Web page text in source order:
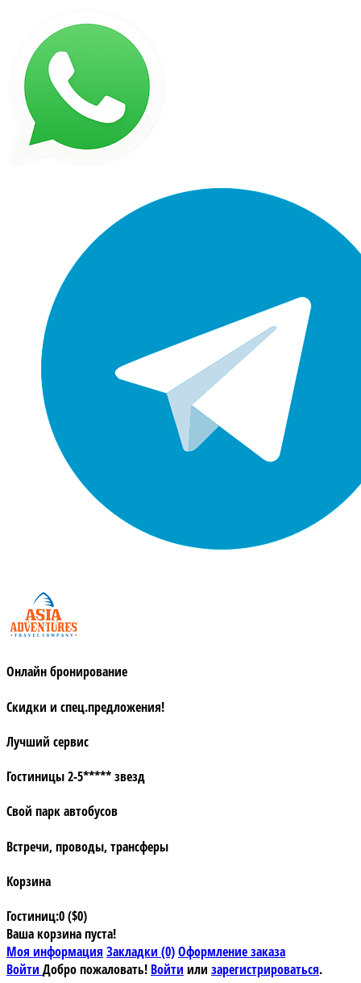
Онлайн бронирование
Скидки и спец.предложения!
Лучший сервис
Гостиницы 2-5***** звезд
Свой парк автобусов
Встречи, проводы, трансферы
Корзина
Гостиниц:0 ($0)
Ваша корзина пуста!
Моя информация Закладки (0)Оформление заказа
Войти Добро пожаловать! Войти или зарегистрироваться.